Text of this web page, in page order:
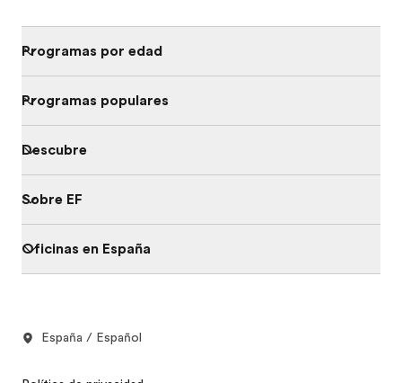
Programas por edad
Programas populares
Descubre
Sobre EF
Oficinas en España
España / Español